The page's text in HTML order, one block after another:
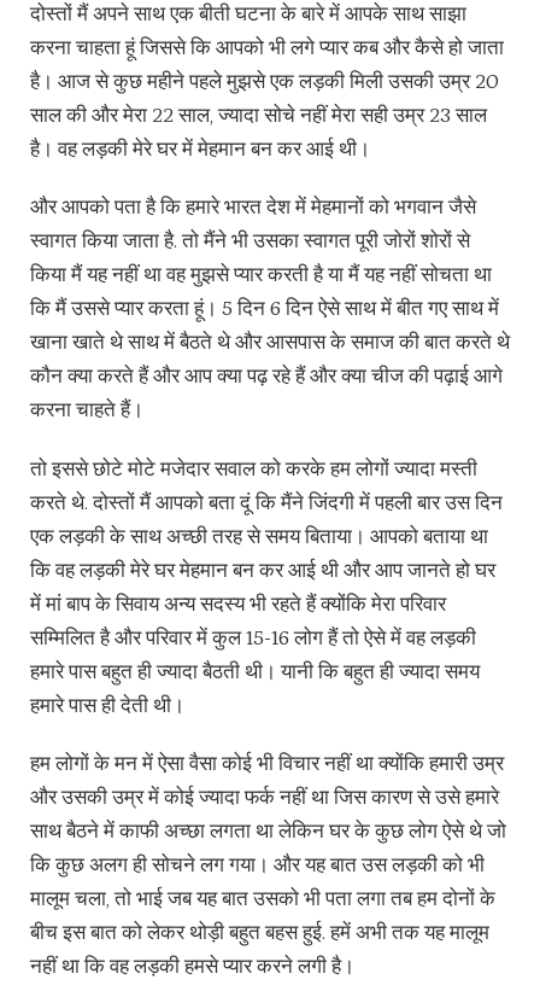
दोस्तों मैं अपने साथ एक बीती घटना के बारे में आपके साथ साझा
करना चाहता हूं जिससे कि आपको भी लगे प्यार कब और कैसे हो जाता
है। आज से कुछ महीने पहले मुझसे एक लड़की मिली उसकी उम्र 20
साल की और मेरा 22 साल, ज्यादा सोचे नहीं मेरा सही उम्र 23 साल
है। वह लड़की मेरे घर में मेहमान बन कर आई थी।
और आपको पता है कि हमारे भारत देश में मेहमानों को भगवान जैसे
स्वागत किया जाता है. तो मैंने भी उसका स्वागत पूरी जोरों शोरों से
किया मैं यह नहीं था वह मुझसे प्यार करती है या मैं यह नहीं सोचता था
कि मैं उससे प्यार करता हूं। 5 दिन 6 दिन ऐसे साथ में बीत गए साथ में
खाना खाते थे साथ में बैठते थे और आसपास के समाज की बात करते थे
कौन क्या करते हैं और आप क्या पढ़ रहे हैं और क्या चीज की पढ़ाई आगे
करना चाहते हैं।
तो इससे छोटे मोटे मजेदार सवाल को करके हम लोगों ज्यादा मस्ती
करते थे. दोस्तों मैं आपको बता दूं कि मैंने जिंदगी में पहली बार उस दिन
एक लड़की के साथ अच्छी तरह से समय बिताया। आपको बताया था
कि वह लड़की मेरे घर मेहमान बन कर आई थी और आप जानते हो घर
में मां बाप के सिवाय अन्य सदस्य भी रहते हैं क्योंकि मेरा परिवार
सम्मिलित है और परिवार में कुल 15-16 लोग हैं तो ऐसे में वह लड़की
हमारे पास बहुत ही ज्यादा बैठती थी। यानी कि बहुत ही ज्यादा समय
हमारे पास ही देती थी।
हम लोगों के मन में ऐसा वैसा कोई भी विचार नहीं था क्योंकि हमारी उम्र
और उसकी उम्र में कोई ज्यादा फर्क नहीं था जिस कारण से उसे हमारे
साथ बैठने में काफी अच्छा लगता था लेकिन घर के कुछ लोग ऐसे थे जो
कि कुछ अलग ही सोचने लग गया। और यह बात उस लड़की को भी
मालूम चला, तो भाई जब यह बात उसको भी पता लगा तब हम दोनों के
बीच इस बात को लेकर थोड़ी बहुत बहस हुई. हमें अभी तक यह मालूम
नहीं था कि वह लड़की हमसे प्यार करने लगी है।